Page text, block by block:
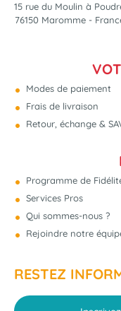
15 rue du Moulin à
76150 Maromme -
Modes de paiement
Frais de livraison
Retour, échange &
Programme de
Services Pros
Qui sommes-nous ?
Rejoindre notre
RESTEZ